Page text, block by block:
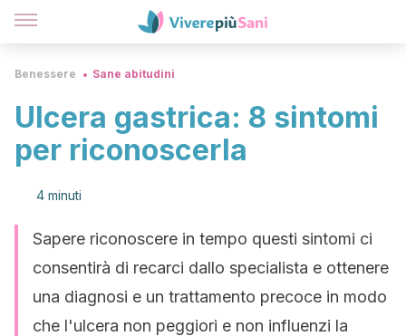
Benessere Sane abitudini
Ulcera gastrica: 8 sintomi
per riconoscerla
4 minuti
Sapere riconoscere in tempo questi sintomi ci
consentirà di recarci dallo specialista e ottenere
una diagnosi e un trattamento precoce in modo
che l'ulcera non peggiori e non influenzi la